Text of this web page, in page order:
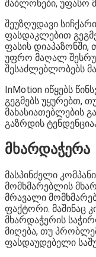
შაბლონები, უფასო
შეუზღუდავი
ფასდაკლებით
ფასის დიაპაზონში,
უფრო მაღალ
შესაძლებლობებს
InMotion იწყებს
გეგმებს უყურებთ,
მახასიათებლების
გაზრდის
მხარდაჭერა
მასპინძელი
მომხმარებლის
მრავალი
ფაქტორი. მაშინაც
მხარდაჭერის
მიღება, თუ
ფასდაუდებელი